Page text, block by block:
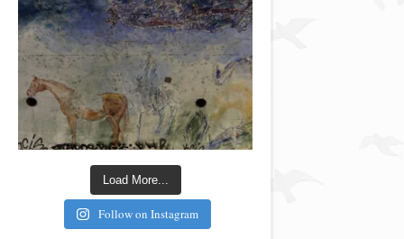
Load More...
Follow on Instagram